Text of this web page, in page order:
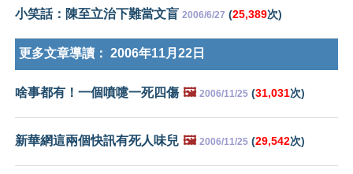
小笑話：陳至立治下難當文盲 2006/6/27 (25,389次)
更多文章導讀： 2006年11月22日
啥事都有！一個噴嚏一死四傷 🖼️ 2006/11/25 (31,031次)
新華網這兩個快訊有死人味兒 🖼️ 2006/11/25 (29,542次)